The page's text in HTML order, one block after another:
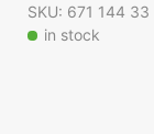
SKU: 671 144 33
in stock